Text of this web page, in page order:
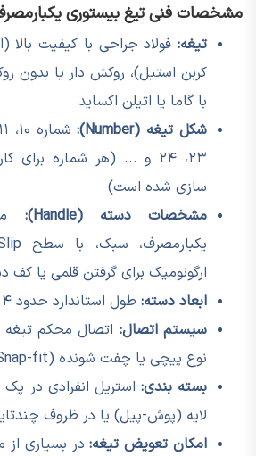
مشخصات فنی تیغ بیستوری
تیغه: فولاد جراحی با کیفیت بالا
کربن استیل)، روکش دار یا بدون
با گاما یا اتیلن اکساید
شکل تیغه (Number):
۲۳، ۲۴ و ... (هر شماره برای
سازی شده است)
مشخصات دسته (Handle):
ارگونومیک برای گرفتن قلمی یا کف
ابعاد دسته: طول استاندارد حدود ۱۴-۱۶ سانتی متر
سیستم اتصال: اتصال محکم تیغه
نوع پیچی یا چفت شونده (Snap-fit)
بسته بندی: استریل انفرادی در
لایه (پوش-پیل) یا در ظروف
امکان تعویض تیغه:در بسیاری از